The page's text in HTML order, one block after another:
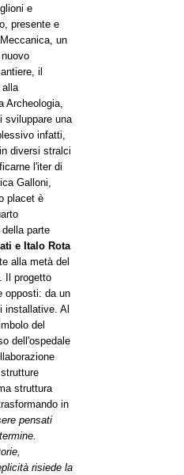
e
presente e
un
il
Archeologia,
sviluppare una
infatti,
diversi stralci
l'iter di
Galloni,
placet è
parte
e Italo Rota
alla metà del
Il progetto
opposti: da un
installative. Al
del
dell'ospedale
struttura
in
pensati
risiede la